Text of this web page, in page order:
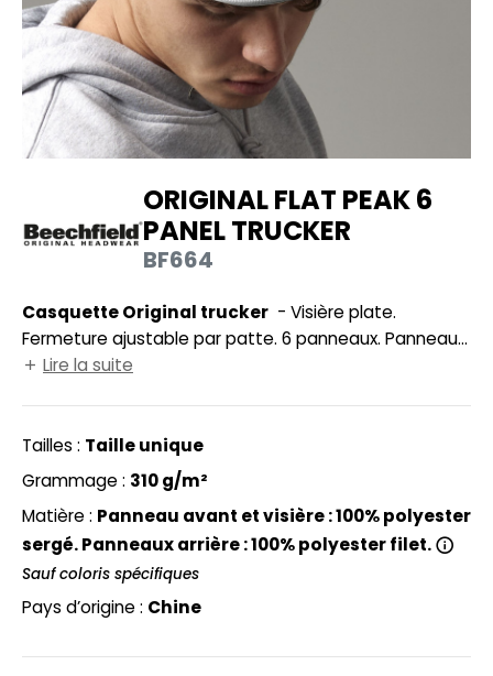
VISIBILITE
MODULABLES
LABEL / TEAR AWAY
YOUR BRAND
SI ON L'APPELAIT FRANCIS
BY PROMODORO
HALES
ROW
OF THE LOOM
ORIGINAL FLAT PEAK 6
PANEL TRUCKER
BF664
Casquette Original trucker
Fermeture ajustable par patte. 6 panneaux. Panneaux
frontaux structurés. Autocollant authentique sur la
Lire la suite
Tailles : Taille unique
Grammage : 310 g/m²
Matière : Panneau avant et visière : 100% polyester
sergé. Panneaux arrière : 100% polyester filet.
Sauf coloris spécifiques
Pays d’origine : Chine